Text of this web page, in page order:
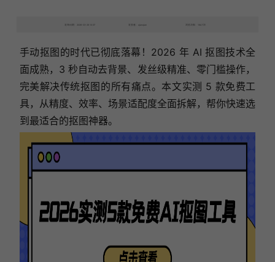
发布日期：2026-03-28 10:37 发表者：qianqian 浏览次数：1647次
手动抠图的时代已彻底落幕！2026 年 AI 抠图技术全
面成熟，3 秒自动去背景、发丝级精准、零门槛操作，
完美解决传统抠图的所有痛点。本文实测 5 款免费工
具，从精度、效率、场景适配度全面拆解，帮你快速选
到最适合的抠图神器。